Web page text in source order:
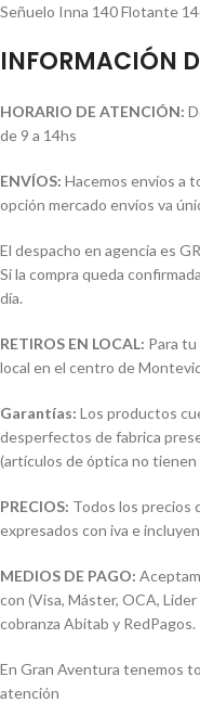
Señuelo Inna 140 Flotante
INFORMACIÓN
HORARIO DE ATENCIÓN:
de 9 a 14hs
ENVÍOS: Hacemos envíos a
opción mercado envíos va
El despacho en agencia es
Si la compra queda
día.
RETIROS EN LOCAL: Para
local en el centro de
Garantías: Los productos
desperfectos de fabrica
(artículos de óptica no tienen
PRECIOS: Todos los precios
expresados con iva e
MEDIOS DE PAGO:
con (Visa, Máster, OCA,
cobranza Abitab y RedPagos.
En Gran Aventura tenemos
atención